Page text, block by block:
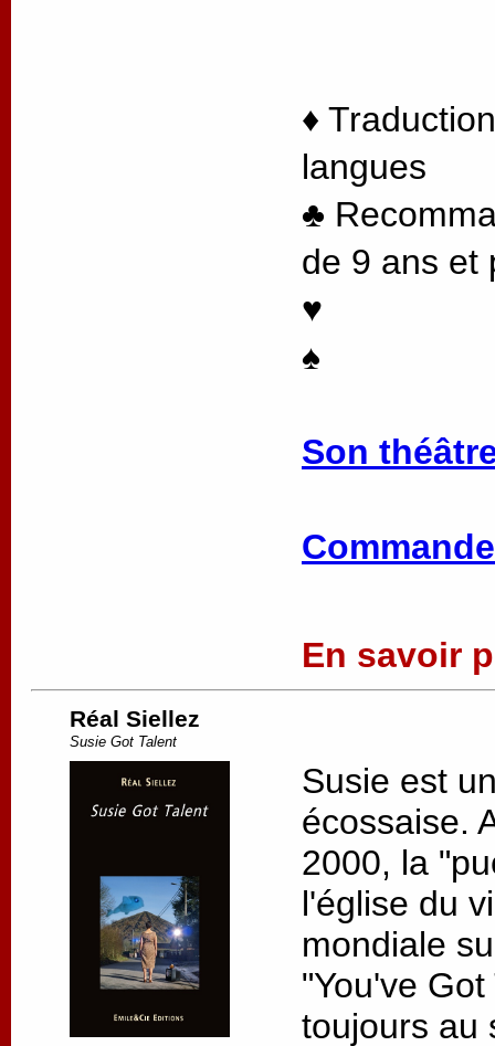
♦
langues
♣
de 9 ans et
♥
♠
Son
En savoir
Réal Siellez
Susie Got Talent
Susie est
écossaise.
2000, la
l'église du
mondiale
"You've
toujours au